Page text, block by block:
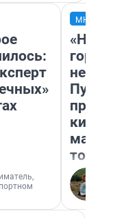
«Нет
того